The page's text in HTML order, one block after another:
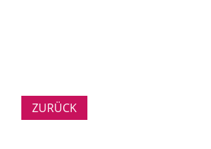
ZURÜCK